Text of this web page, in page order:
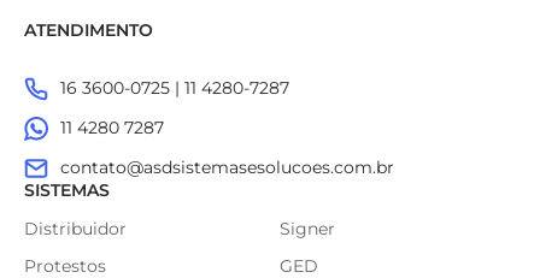
ATENDIMENTO
16 3600-0725 | 11 4280-7287
11 4280 7287
contato@asdsistemasesolucoes.com.br
SISTEMAS
Distribuidor
Protestos
Signer
GED